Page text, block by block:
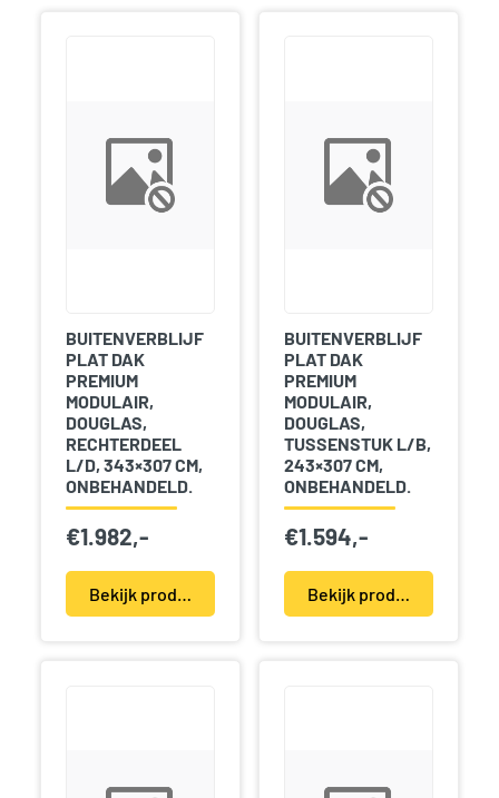
BUITENVERBLIJF
PLAT DAK
PREMIUM
MODULAIR,
DOUGLAS,
RECHTERDEEL
L/D, 343×307 CM,
ONBEHANDELD.
€1.982,-
BUITENVERBLIJF
PLAT DAK
PREMIUM
MODULAIR,
DOUGLAS,
TUSSENSTUK L/B,
243×307 CM,
ONBEHANDELD.
€1.594,-